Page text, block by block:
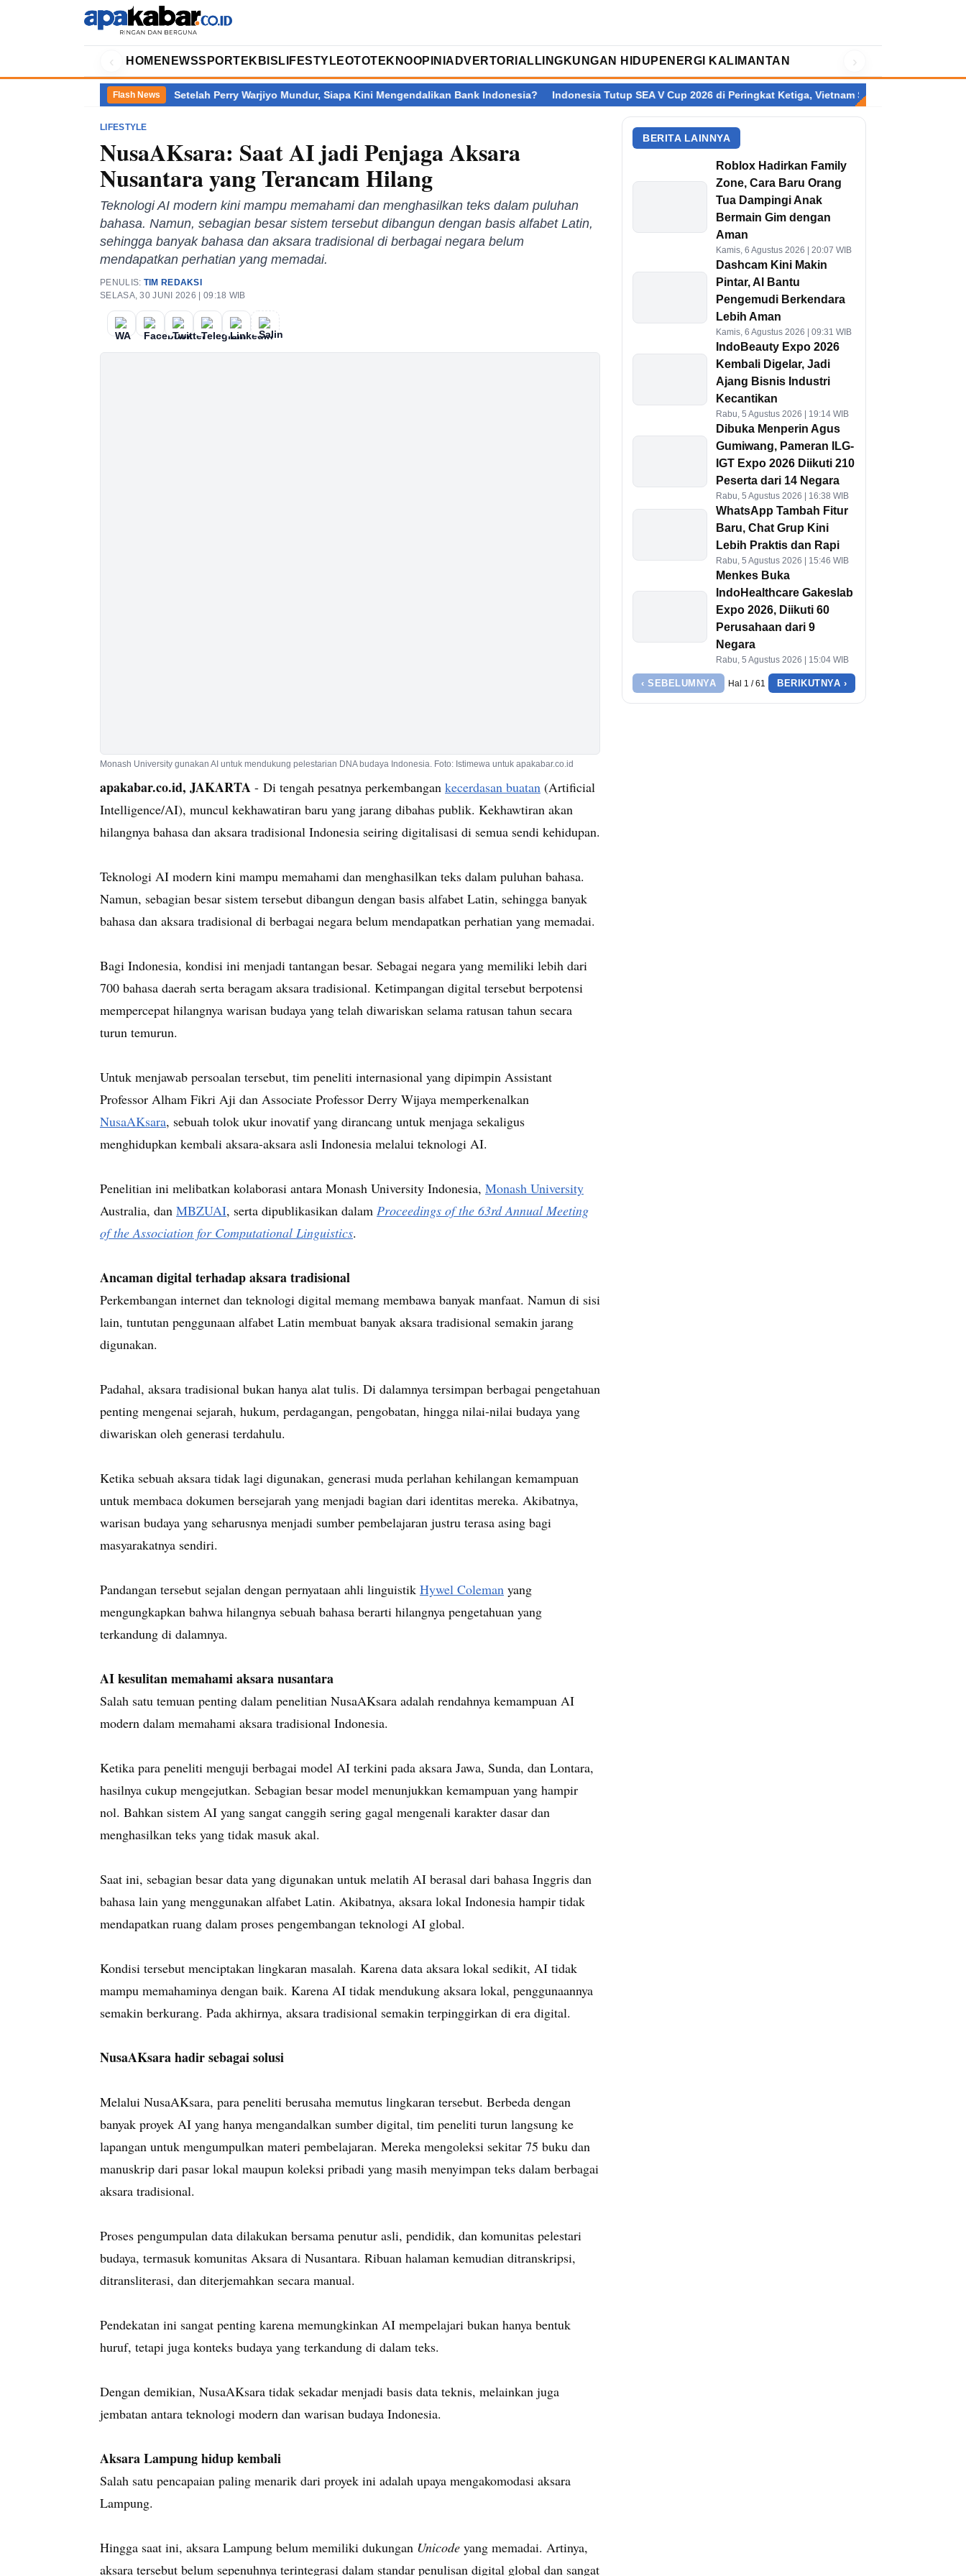
‹ HOME NEWSSPORT EKBIS LIFESTYLEOTOTEKNOOPINI ADVERTORIAL LINGKUNGAN HIDUP ENERGI KALIMANTAN ›
Flash News
Setelah Perry Warjiyo Mundur, Siapa Kini Mengendalikan Bank Indonesia? Indonesia Tutup SEA V Cup 2026 di Peringkat Ketiga, Vietnam Sabet Gelar Juara
LIFESTYLE
NusaAKsara: Saat AI jadi Penjaga Aksara
Nusantara yang Terancam Hilang
Teknologi AI modern kini mampu memahami dan menghasilkan teks dalam puluhan
bahasa. Namun, sebagian besar sistem tersebut dibangun dengan basis alfabet Latin,
sehingga banyak bahasa dan aksara tradisional di berbagai negara belum
mendapatkan perhatian yang memadai.
PENULIS: TIM REDAKSI
SELASA, 30 JUNI 2026 | 09:18 WIB
Monash University gunakan AI untuk mendukung pelestarian DNA budaya Indonesia. Foto: Istimewa untuk apakabar.co.id
apakabar.co.id, JAKARTA - Di tengah pesatnya perkembangan kecerdasan buatan (Artificial
Intelligence/AI), muncul kekhawatiran baru yang jarang dibahas publik. Kekhawtiran akan
hilangnya bahasa dan aksara tradisional Indonesia seiring digitalisasi di semua sendi kehidupan.
Teknologi AI modern kini mampu memahami dan menghasilkan teks dalam puluhan bahasa.
Namun, sebagian besar sistem tersebut dibangun dengan basis alfabet Latin, sehingga banyak
bahasa dan aksara tradisional di berbagai negara belum mendapatkan perhatian yang memadai.
Bagi Indonesia, kondisi ini menjadi tantangan besar. Sebagai negara yang memiliki lebih dari
700 bahasa daerah serta beragam aksara tradisional. Ketimpangan digital tersebut berpotensi
mempercepat hilangnya warisan budaya yang telah diwariskan selama ratusan tahun secara
turun temurun.
Untuk menjawab persoalan tersebut, tim peneliti internasional yang dipimpin Assistant
Professor Alham Fikri Aji dan Associate Professor Derry Wijaya memperkenalkan
NusaAKsara, sebuah tolok ukur inovatif yang dirancang untuk menjaga sekaligus
menghidupkan kembali aksara-aksara asli Indonesia melalui teknologi AI.
Penelitian ini melibatkan kolaborasi antara Monash University Indonesia, Monash University
Australia, dan MBZUAI, serta dipublikasikan dalam Proceedings of the 63rd Annual Meeting
of the Association for Computational Linguistics.
Ancaman digital terhadap aksara tradisional
Perkembangan internet dan teknologi digital memang membawa banyak manfaat. Namun di sisi
lain, tuntutan penggunaan alfabet Latin membuat banyak aksara tradisional semakin jarang
digunakan.
Padahal, aksara tradisional bukan hanya alat tulis. Di dalamnya tersimpan berbagai pengetahuan
penting mengenai sejarah, hukum, perdagangan, pengobatan, hingga nilai-nilai budaya yang
diwariskan oleh generasi terdahulu.
Ketika sebuah aksara tidak lagi digunakan, generasi muda perlahan kehilangan kemampuan
untuk membaca dokumen bersejarah yang menjadi bagian dari identitas mereka. Akibatnya,
warisan budaya yang seharusnya menjadi sumber pembelajaran justru terasa asing bagi
masyarakatnya sendiri.
Pandangan tersebut sejalan dengan pernyataan ahli linguistik Hywel Coleman yang
mengungkapkan bahwa hilangnya sebuah bahasa berarti hilangnya pengetahuan yang
terkandung di dalamnya.
AI kesulitan memahami aksara nusantara
Salah satu temuan penting dalam penelitian NusaAKsara adalah rendahnya kemampuan AI
modern dalam memahami aksara tradisional Indonesia.
Ketika para peneliti menguji berbagai model AI terkini pada aksara Jawa, Sunda, dan Lontara,
hasilnya cukup mengejutkan. Sebagian besar model menunjukkan kemampuan yang hampir
nol. Bahkan sistem AI yang sangat canggih sering gagal mengenali karakter dasar dan
menghasilkan teks yang tidak masuk akal.
Saat ini, sebagian besar data yang digunakan untuk melatih AI berasal dari bahasa Inggris dan
bahasa lain yang menggunakan alfabet Latin. Akibatnya, aksara lokal Indonesia hampir tidak
mendapatkan ruang dalam proses pengembangan teknologi AI global.
Kondisi tersebut menciptakan lingkaran masalah. Karena data aksara lokal sedikit, AI tidak
mampu memahaminya dengan baik. Karena AI tidak mendukung aksara lokal, penggunaannya
semakin berkurang. Pada akhirnya, aksara tradisional semakin terpinggirkan di era digital.
NusaAKsara hadir sebagai solusi
Melalui NusaAKsara, para peneliti berusaha memutus lingkaran tersebut. Berbeda dengan
banyak proyek AI yang hanya mengandalkan sumber digital, tim peneliti turun langsung ke
lapangan untuk mengumpulkan materi pembelajaran. Mereka mengoleksi sekitar 75 buku dan
manuskrip dari pasar lokal maupun koleksi pribadi yang masih menyimpan teks dalam berbagai
aksara tradisional.
Proses pengumpulan data dilakukan bersama penutur asli, pendidik, dan komunitas pelestari
budaya, termasuk komunitas Aksara di Nusantara. Ribuan halaman kemudian ditranskripsi,
ditransliterasi, dan diterjemahkan secara manual.
Pendekatan ini sangat penting karena memungkinkan AI mempelajari bukan hanya bentuk
huruf, tetapi juga konteks budaya yang terkandung di dalam teks.
Dengan demikian, NusaAKsara tidak sekadar menjadi basis data teknis, melainkan juga
jembatan antara teknologi modern dan warisan budaya Indonesia.
Aksara Lampung hidup kembali
Salah satu pencapaian paling menarik dari proyek ini adalah upaya mengakomodasi aksara
Lampung.
Hingga saat ini, aksara Lampung belum memiliki dukungan Unicode yang memadai. Artinya,
aksara tersebut belum sepenuhnya terintegrasi dalam standar penulisan digital global dan sangat
BERITA LAINNYA
Roblox Hadirkan Family
Zone, Cara Baru Orang
Tua Dampingi Anak
Bermain Gim dengan
Aman
Kamis, 6 Agustus 2026 | 20:07 WIB
Dashcam Kini Makin
Pintar, AI Bantu
Pengemudi Berkendara
Lebih Aman
Kamis, 6 Agustus 2026 | 09:31 WIB
IndoBeauty Expo 2026
Kembali Digelar, Jadi
Ajang Bisnis Industri
Kecantikan
Rabu, 5 Agustus 2026 | 19:14 WIB
Dibuka Menperin Agus
Gumiwang, Pameran ILG-
IGT Expo 2026 Diikuti 210
Peserta dari 14 Negara
Rabu, 5 Agustus 2026 | 16:38 WIB
WhatsApp Tambah Fitur
Baru, Chat Grup Kini
Lebih Praktis dan Rapi
Rabu, 5 Agustus 2026 | 15:46 WIB
Menkes Buka
IndoHealthcare Gakeslab
Expo 2026, Diikuti 60
Perusahaan dari 9
Negara
Rabu, 5 Agustus 2026 | 15:04 WIB
‹ SEBELUMNYA Hal 1 / 61 BERIKUTNYA ›